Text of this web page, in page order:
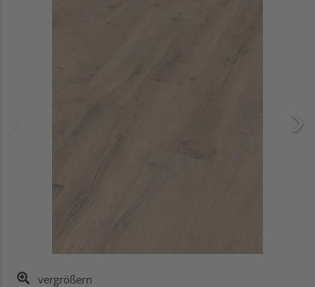
vergrößern